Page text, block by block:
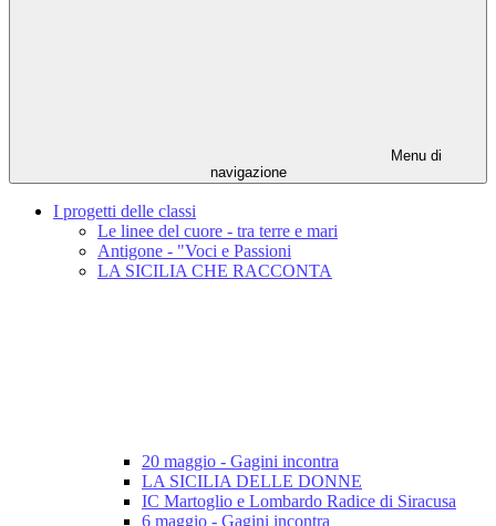
Menu di
navigazione
I progetti delle classi
Le linee del cuore - tra terre e mari
Antigone - "Voci e Passioni
LA SICILIA CHE RACCONTA
20 maggio - Gagini incontra
LA SICILIA DELLE DONNE
IC Martoglio e Lombardo Radice di Siracusa
6 maggio - Gagini incontra